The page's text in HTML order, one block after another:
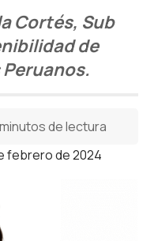
Cortés, Sub
de
febrero de 2024
de lectura